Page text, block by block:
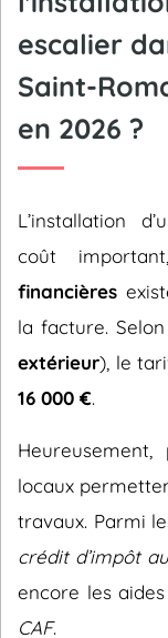
escalier
Saint-
en 2026 ?
L’installation
coût
financières
la facture.
extérieur), le
16 000 €.
locaux
travaux. Parmi
crédit d’impôt
encore les aides
CAF.